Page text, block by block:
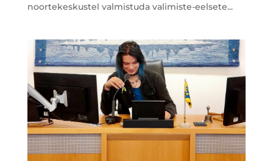
noortekeskustel valmistuda valimiste-eelsete...